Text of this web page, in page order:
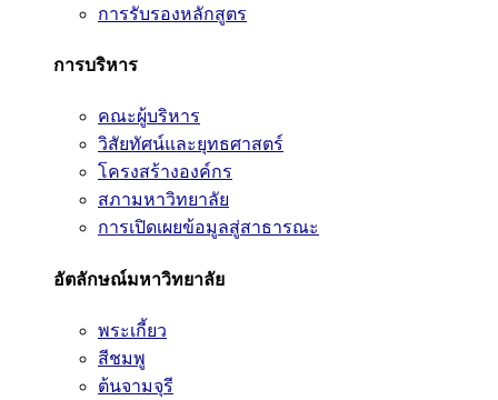
การรับรองหลักสูตร
การบริหาร
คณะผู้บริหาร
วิสัยทัศน์และยุทธศาสตร์
โครงสร้างองค์กร
สภามหาวิทยาลัย
การเปิดเผยข้อมูลสู่สาธารณะ
อัตลักษณ์มหาวิทยาลัย
พระเกี้ยว
สีชมพู
ต้นจามจุรี